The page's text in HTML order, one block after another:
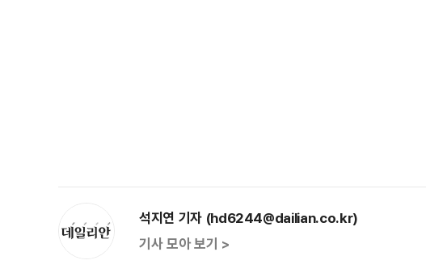
석지연 기자 (hd6244@dailian.co.kr)
기사 모아 보기 >